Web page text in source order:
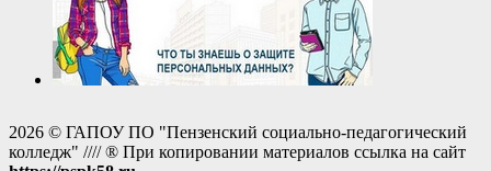
2026 © ГАПОУ ПО "Пензенский социально-педагогический
колледж" //// ® При копировании материалов ссылка на сайт